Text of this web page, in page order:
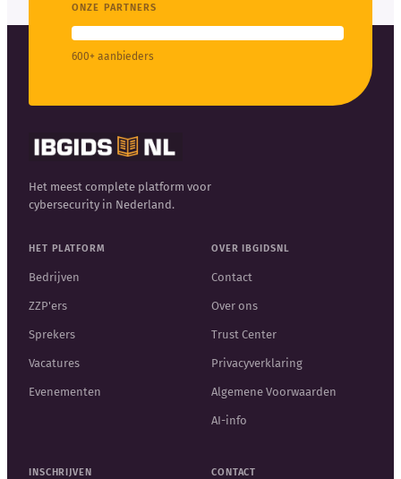
ONZE PARTNERS
600+ aanbieders
Het meest complete platform voor
cybersecurity in Nederland.
HET PLATFORM
Bedrijven
ZZP'ers
Sprekers
Vacatures
Evenementen
OVER IBGIDSNL
Contact
Over ons
Trust Center
Privacyverklaring
Algemene Voorwaarden
AI-info
INSCHRIJVEN CONTACT